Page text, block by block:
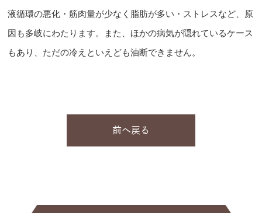
液循環の悪化・筋肉量が少なく脂肪が多い・ストレスなど、原
因も多岐にわたります。また、ほかの病気が隠れているケース
もあり、ただの冷えといえども油断できません。
前へ戻る